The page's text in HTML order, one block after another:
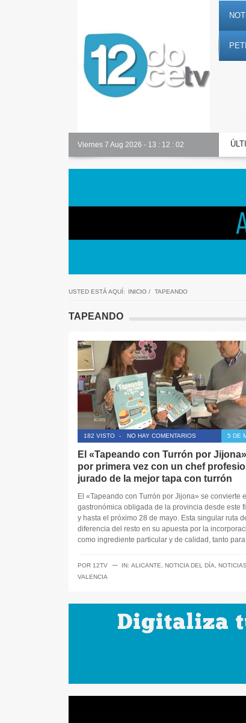
Viernes 7 Aug 2026 - 13 : 12 : 03
Toda la información al instante en 𝟭𝟮𝗲𝗻𝗱𝗶𝗴𝗶𝘁𝗮𝗹.𝗲𝘀
USTED ESTÁ AQUÍ: INICIO/ TAPEANDO
TAPEANDO
182 VISTO - NO HAY COMENTARIOS 5 DE
El «Tapeando con Turrón por
por primera vez con un chef
jurado de la mejor tapa con turrón
El «Tapeando con Turrón por Jijona» se convierte
gastronómica obligada de la provincia desde este
y hasta el próximo 28 de mayo. Esta singular ruta
diferencia del resto en su apuesta por la
como ingrediente particular y de calidad, tanto
POR 12TV ─ IN: ALICANTE NOTICIA DEL DÍA NOTICIAS
VALENCIA